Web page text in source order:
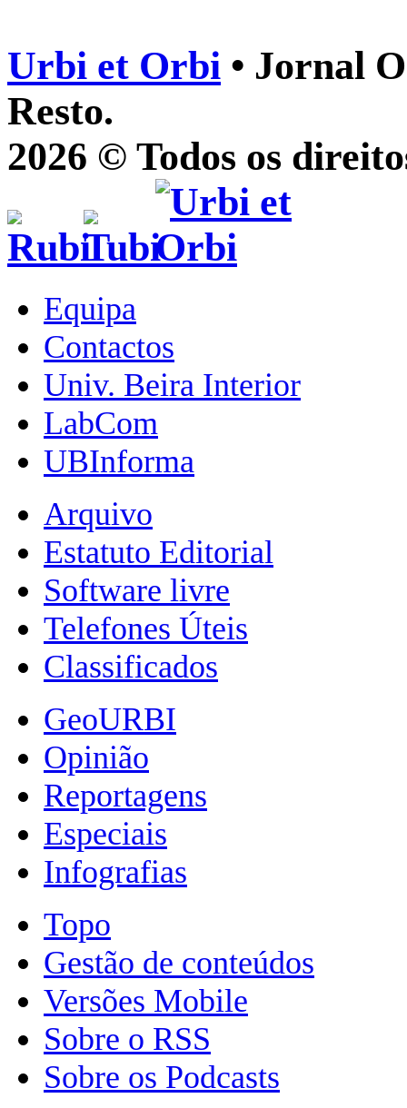
Urbi et Orbi • Jornal
Resto.
2026 © Todos os
Equipa
Contactos
Univ. Beira Interior
LabCom
UBInforma
Arquivo
Estatuto Editorial
Software livre
Telefones Úteis
Classificados
GeoURBI
Opinião
Reportagens
Especiais
Infografias
Topo
Gestão de conteúdos
Versões Mobile
Sobre o RSS
Sobre os Podcasts